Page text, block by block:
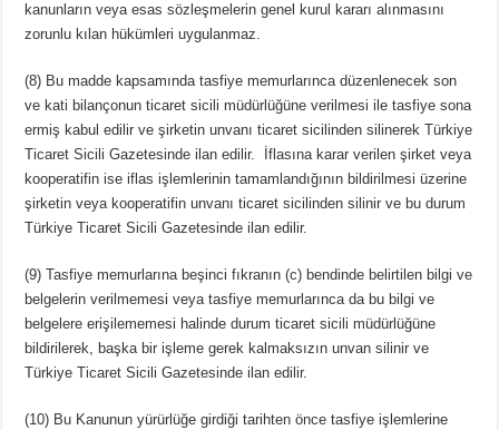
kanunların veya esas sözleşmelerin genel kurul kararı alınmasını
zorunlu kılan hükümleri uygulanmaz.
(8) Bu madde kapsamında tasfiye memurlarınca düzenlenecek son
ve kati bilançonun ticaret sicili müdürlüğüne verilmesi ile tasfiye sona
ermiş kabul edilir ve şirketin unvanı ticaret sicilinden silinerek Türkiye
Ticaret Sicili Gazetesinde ilan edilir. İflasına karar verilen şirket veya
kooperatifin ise iflas işlemlerinin tamamlandığının bildirilmesi üzerine
şirketin veya kooperatifin unvanı ticaret sicilinden silinir ve bu durum
Türkiye Ticaret Sicili Gazetesinde ilan edilir.
(9) Tasfiye memurlarına beşinci fıkranın (c) bendinde belirtilen bilgi ve
belgelerin verilmemesi veya tasfiye memurlarınca da bu bilgi ve
belgelere erişilememesi halinde durum ticaret sicili müdürlüğüne
bildirilerek, başka bir işleme gerek kalmaksızın unvan silinir ve
Türkiye Ticaret Sicili Gazetesinde ilan edilir.
(10) Bu Kanunun yürürlüğe girdiği tarihten önce tasfiye işlemlerine